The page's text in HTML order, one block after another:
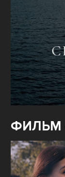
ФИЛЬМ